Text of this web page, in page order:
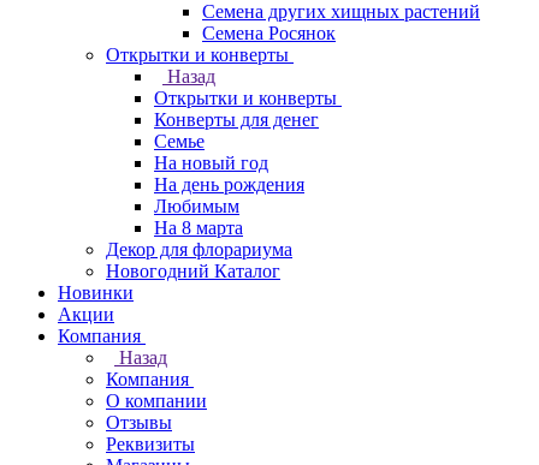
Семена других хищных растений
Семена Росянок
Открытки и конверты
Назад
Открытки и конверты
Конверты для денег
Семье
На новый год
На день рождения
Любимым
На 8 марта
Декор для флорариума
Новогодний Каталог
Новинки
Акции
Компания
Назад
Компания
О компании
Отзывы
Реквизиты